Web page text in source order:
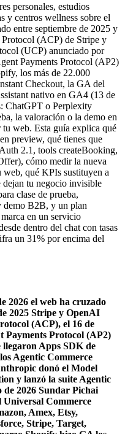
personales, estudios
y centros wellness sobre el
entre septiembre de 2025 y
(ACP) de Stripe y
(UCP) anunciado por
Payments Protocol (AP2)
los más de 22.000
Checkout, la GA del
nativo en GA4 (13 de
ChatGPT o Perplexity
la valoración o la demo en
web. Esta guía explica qué
preview, qué tienes que
2.1, tools createBooking,
cómo medir la nueva
qué KPIs sustituyen a
dejan tu negocio invisible
clase de prueba,
demo B2B, y un plan
en un servicio
dentro del chat con tasas
un 31% por encima del
2026 el web ha cruzado
2025 Stripe y OpenAI
(ACP), el 16 de
Payments Protocol (AP2)
llegaron Apps SDK de
Agentic Commerce
donó el Model
y lanzó la suite Agentic
de 2026 Sundar Pichai
Universal Commerce
Amex, Etsy,
Stripe, Target,